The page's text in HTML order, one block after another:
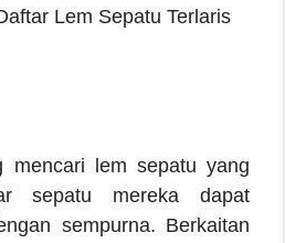
mencari
lem sepatu yang
sepatu mereka dapat
sempurna. Berkaitan